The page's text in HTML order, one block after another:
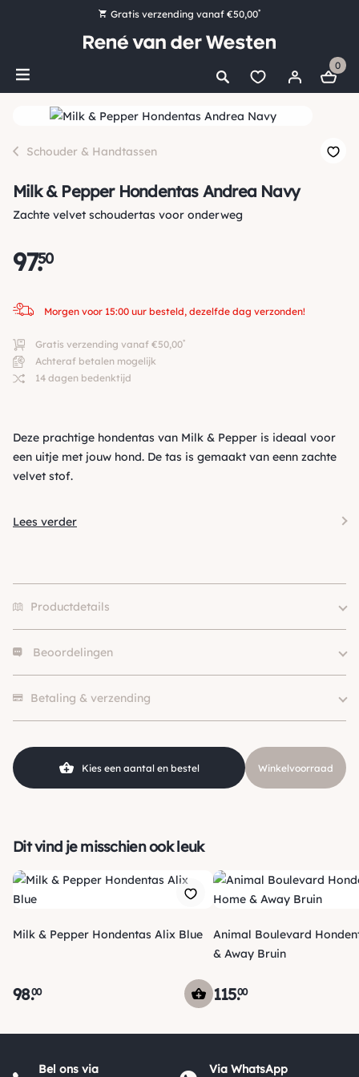
Gratis verzending vanaf €50,00*
Bestel nu, betaal later met Klarna
Ruim 16.000 artikelen op voorraad
0
Schouder & Handtassen
Milk & Pepper Hondentas Andrea Navy
Zachte velvet schoudertas voor onderweg
97.
50
Morgen voor 15:00 uur besteld, dezelfde dag verzonden!
Gratis verzending vanaf €50,00*
Achteraf betalen mogelijk
14 dagen bedenktijd
Deze prachtige hondentas van Milk & Pepper is ideaal voor
een uitje met jouw hond. De tas is gemaakt van eenn zachte
velvet stof.
Lees verder
Productdetails
Merk
Kleur
Blauw
Soort
Beoordelingen
Betaling & verzending
Verzending
ontvangt een track & trace code van ons zodat je je pakketje
Kies een aantal en bestel Winkelvoorraad
Dit vind je misschien ook leuk
Milk & Pepper Hondentas Alix Blue
98.00
Animal Boulevard
& Away Bruin
115.00
Bel ons via
Via WhatsApp